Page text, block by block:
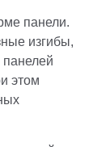
панели.
изгибы,
панелей
этом